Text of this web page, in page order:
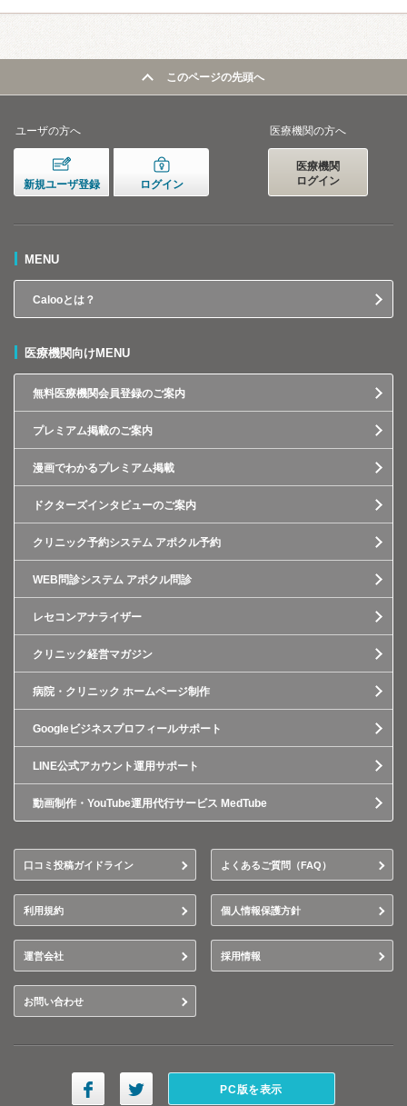
このページの先頭へ
ユーザの方へ
新規ユーザ登録 ログイン
医療機関の方へ
医療機関
ログイン
MENU
Calooとは？
医療機関向けMENU
無料医療機関会員登録のご案内
プレミアム掲載のご案内
漫画でわかるプレミアム掲載
ドクターズインタビューのご案内
クリニック予約システム アポクル予約
WEB問診システム アポクル問診
レセコンアナライザー
クリニック経営マガジン
病院・クリニック ホームページ制作
Googleビジネスプロフィールサポート
LINE公式アカウント運用サポート
動画制作・YouTube運用代行サービス MedTube
口コミ投稿ガイドライン よくあるご質問（FAQ）
利用規約 個人情報保護方針
運営会社 採用情報
お問い合わせ
PC版を表示